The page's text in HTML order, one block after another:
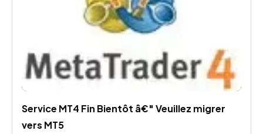
Service MT4 Fin Bientôt â€" Veuillez migrer
vers MT5